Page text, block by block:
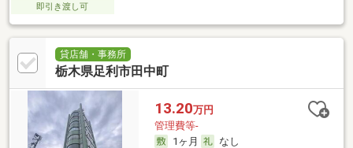
即引き渡し可
貸店舗・事務所
栃木県足利市田中町
13.20万円
管理費等-
1ヶ月
なし